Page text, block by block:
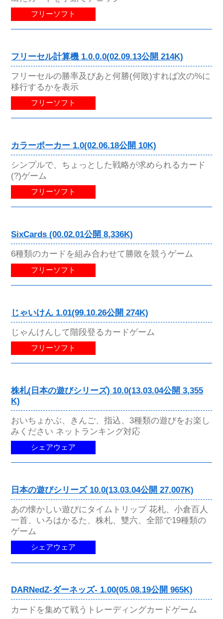
フリーソフト
フリーセル計算機 1.0.0.0(02.09.13公開 214K)
フリーセルの勝率及びあと何勝(何敗)すれば次の%に
移行するかを表示
フリーソフト
カラーポーカー 1.0(02.06.18公開 10K)
シンプルで、ちょっとした戦略が求められるカード
(?)ゲーム
フリーソフト
SixCards (00.02.01公開 8,336K)
6種類のカードを組み合わせて勝敗を競うゲーム
フリーソフト
じゃいけん 1.01(99.10.26公開 274K)
じゃんけんして階段登るカードゲーム
フリーソフト
株札(日本の遊びシリーズ) 10.0(13.03.04公開 3,355
K)
おいちょかぶ、きんご、指込、3種類の遊びをお楽し
みください ネットランキング対応
シェアウェア
日本の遊びシリーズ 10.0(13.03.04公開 27,007K)
あの懐かしい遊びにタイムトリップ 花札、小倉百人
一首、いろはかるた、株札、雙六、全部で19種類の
ゲーム
シェアウェア
DARNedZ-ダーネッズ- 1.00(05.08.19公開 965K)
カードを集めて戦うトレーディングカードゲーム